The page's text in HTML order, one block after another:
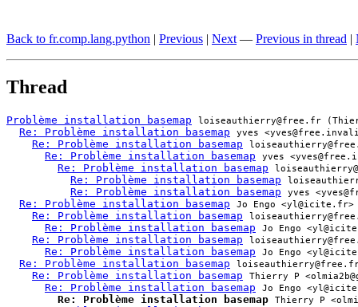
Back to fr.comp.lang.python | Previous | Next — Previous in thread |
Thread
Problème installation basemap loiseauthierry@free.fr
Re: Problème installation basemap yves
Re: Problème installation basemap
Re: Problème installation basemap yves
Re: Problème installation basemap
Re: Problème installation basemap
Re: Problème installation basemap yves
Re: Problème installation basemap Jo Engo <yl@icite.fr>
Re: Problème installation basemap
Re: Problème installation basemap Jo Engo
Re: Problème installation basemap
Re: Problème installation basemap Jo Engo
Re: Problème installation basemap
Re: Problème installation basemap Thierry P
Re: Problème installation basemap Jo Engo
Re: Problème installation basemap Thierry P